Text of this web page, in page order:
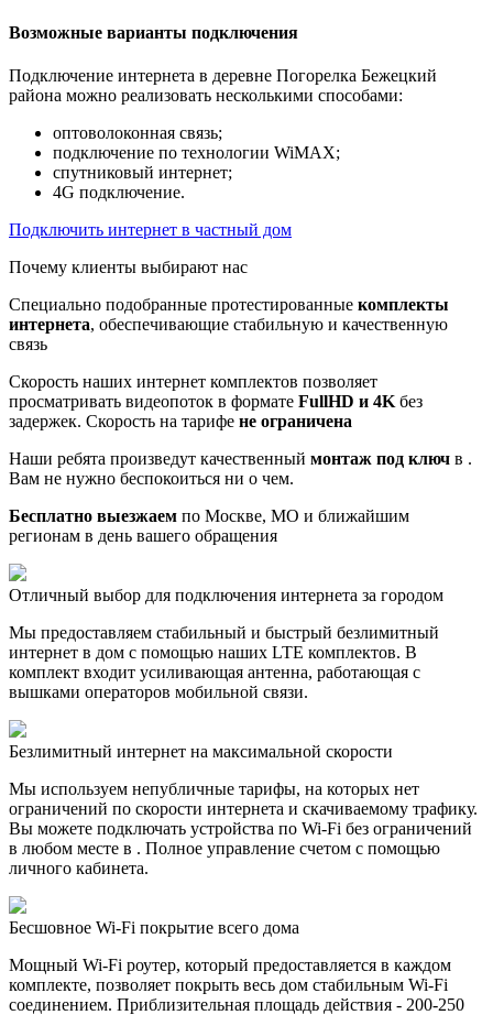
Возможные варианты подключения
Подключение интернета в деревне Погорелка Бежецкий
района можно реализовать несколькими способами:
оптоволоконная связь;
подключение по технологии WiMAX;
спутниковый интернет;
4G подключение.
Подключить интернет в частный дом
Почему клиенты выбирают нас
Специально подобранные протестированные комплекты
интернета, обеспечивающие стабильную и качественную
связь
Скорость наших интернет комплектов позволяет
просматривать видеопоток в формате FullHD и 4K без
задержек. Скорость на тарифе не ограничена
Наши ребята произведут качественный монтаж под ключ в .
Вам не нужно беспокоиться ни о чем.
Бесплатно выезжаем по Москве, МО и ближайшим
регионам в день вашего обращения
Отличный выбор для подключения интернета за городом
Мы предоставляем стабильный и быстрый безлимитный
интернет в дом с помощью наших LTE комплектов. В
комплект входит усиливающая антенна, работающая с
вышками операторов мобильной связи.
Безлимитный интернет на максимальной скорости
Мы используем непубличные тарифы, на которых нет
ограничений по скорости интернета и скачиваемому трафику.
Вы можете подключать устройства по Wi-Fi без ограничений
в любом месте в . Полное управление счетом с помощью
личного кабинета.
Бесшовное Wi-Fi покрытие всего дома
Мощный Wi-Fi роутер, который предоставляется в каждом
комплекте, позволяет покрыть весь дом стабильным Wi-Fi
соединением. Приблизительная площадь действия - 200-250